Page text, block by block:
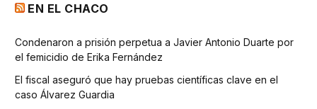
EN EL CHACO
Condenaron a prisión perpetua a Javier Antonio Duarte por
el femicidio de Erika Fernández
El fiscal aseguró que hay pruebas científicas clave en el
caso Álvarez Guardia